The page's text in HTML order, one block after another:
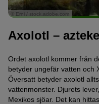
© Erni / stock.adobe.com
Axolotl –
Ordet axolotl kommer från
betyder ungefär vatten och
Översatt betyder axolotl
vattenmonster. Djurets
Mexikos sjöar. Det kan